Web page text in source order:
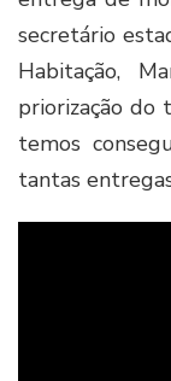
secretário
Habitação,
priorização do
temos
tantas